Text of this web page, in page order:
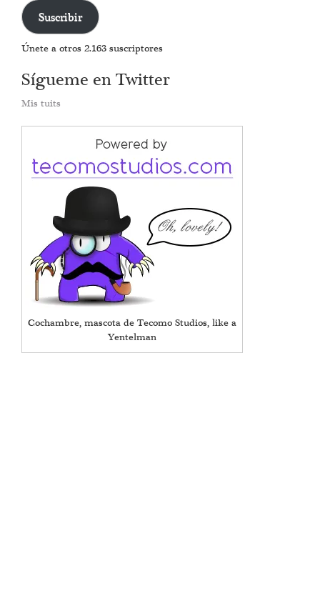
correo
electrónico
Suscribir
Únete a otros 2.163 suscriptores
Sígueme en Twitter
Mis tuits
Cochambre, mascota de Tecomo Studios, like a
Yentelman